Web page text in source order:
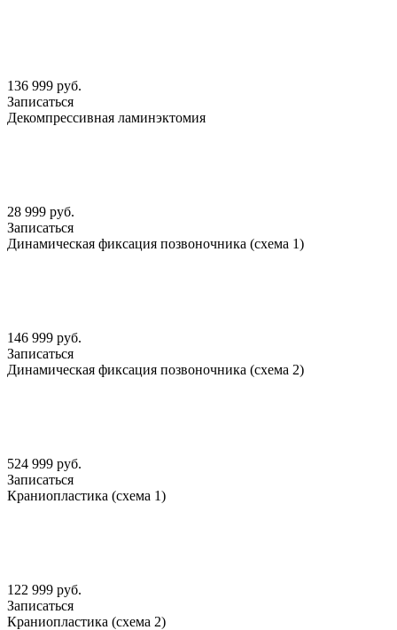
136 999 руб.
Записаться
Декомпрессивная ламинэктомия
28 999 руб.
Записаться
Динамическая фиксация позвоночника (схема 1)
146 999 руб.
Записаться
Динамическая фиксация позвоночника (схема 2)
524 999 руб.
Записаться
Краниопластика (схема 1)
122 999 руб.
Записаться
Краниопластика (схема 2)